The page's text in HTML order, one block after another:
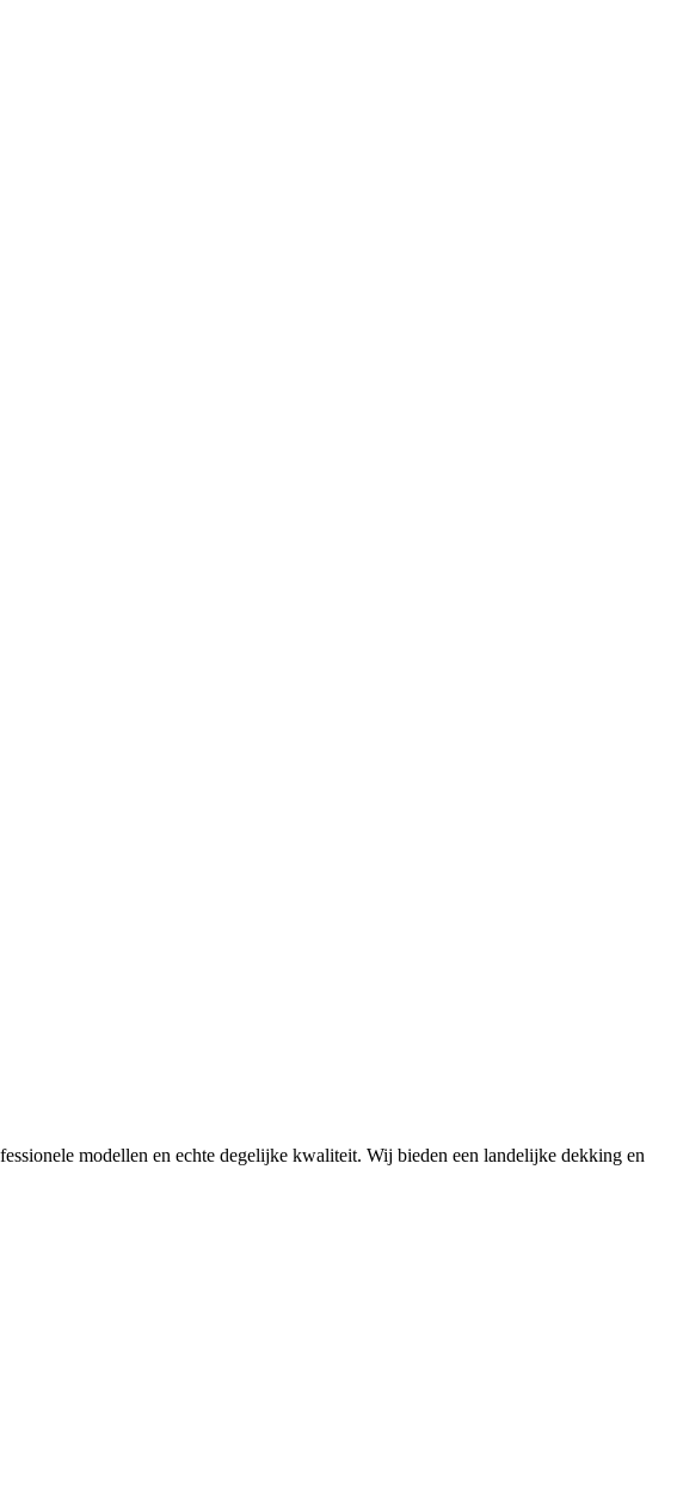
modellen en echte degelijke kwaliteit. Wij bieden een landelijke dekking en